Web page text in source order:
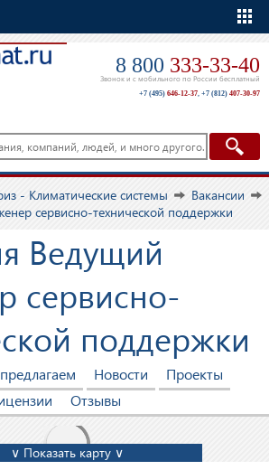
8 800 333-33-40
Звонок и с мобильного по России бесплатный
+7 (495) 646-12-37, +7 (812) 407-30-97
- Климатические системы
Вакансии
сервисно-технической поддержки
Ведущий
сервисно-
поддержки
Новости
Проекты
Отзывы
∨ Показать карту ∨